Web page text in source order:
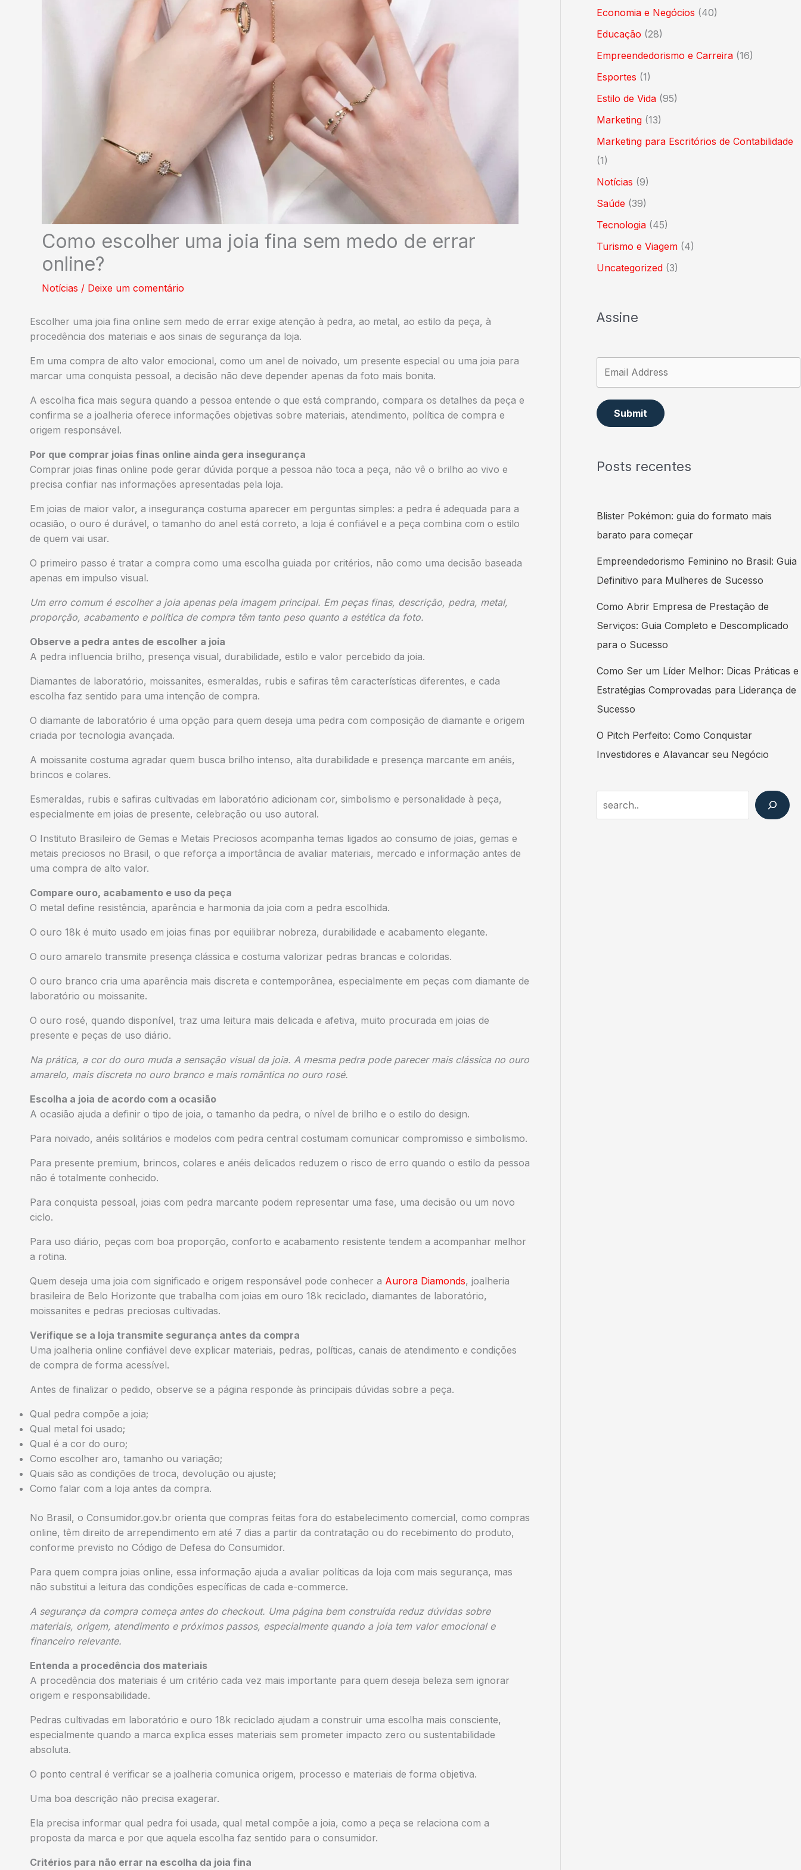
Como escolher uma joia fina sem medo de errar
online?
Notícias / Deixe um comentário
Escolher uma joia fina online sem medo de errar exige atenção à pedra, ao metal, ao estilo da peça, à
procedência dos materiais e aos sinais de segurança da loja.
Em uma compra de alto valor emocional, como um anel de noivado, um presente especial ou uma joia para
marcar uma conquista pessoal, a decisão não deve depender apenas da foto mais bonita.
A escolha fica mais segura quando a pessoa entende o que está comprando, compara os detalhes da peça e
confirma se a joalheria oferece informações objetivas sobre materiais, atendimento, política de compra e
origem responsável.
Por que comprar joias finas online ainda gera insegurança
Comprar joias finas online pode gerar dúvida porque a pessoa não toca a peça, não vê o brilho ao vivo e
precisa confiar nas informações apresentadas pela loja.
Em joias de maior valor, a insegurança costuma aparecer em perguntas simples: a pedra é adequada para a
ocasião, o ouro é durável, o tamanho do anel está correto, a loja é confiável e a peça combina com o estilo
de quem vai usar.
O primeiro passo é tratar a compra como uma escolha guiada por critérios, não como uma decisão baseada
apenas em impulso visual.
Um erro comum é escolher a joia apenas pela imagem principal. Em peças finas, descrição, pedra, metal,
proporção, acabamento e política de compra têm tanto peso quanto a estética da foto.
Observe a pedra antes de escolher a joia
A pedra influencia brilho, presença visual, durabilidade, estilo e valor percebido da joia.
Diamantes de laboratório, moissanites, esmeraldas, rubis e safiras têm características diferentes, e cada
escolha faz sentido para uma intenção de compra.
O diamante de laboratório é uma opção para quem deseja uma pedra com composição de diamante e origem
criada por tecnologia avançada.
A moissanite costuma agradar quem busca brilho intenso, alta durabilidade e presença marcante em anéis,
brincos e colares.
Esmeraldas, rubis e safiras cultivadas em laboratório adicionam cor, simbolismo e personalidade à peça,
especialmente em joias de presente, celebração ou uso autoral.
O Instituto Brasileiro de Gemas e Metais Preciosos acompanha temas ligados ao consumo de joias, gemas e
metais preciosos no Brasil, o que reforça a importância de avaliar materiais, mercado e informação antes de
uma compra de alto valor.
Compare ouro, acabamento e uso da peça
O metal define resistência, aparência e harmonia da joia com a pedra escolhida.
O ouro 18k é muito usado em joias finas por equilibrar nobreza, durabilidade e acabamento elegante.
O ouro amarelo transmite presença clássica e costuma valorizar pedras brancas e coloridas.
O ouro branco cria uma aparência mais discreta e contemporânea, especialmente em peças com diamante de
laboratório ou moissanite.
O ouro rosé, quando disponível, traz uma leitura mais delicada e afetiva, muito procurada em joias de
presente e peças de uso diário.
Na prática, a cor do ouro muda a sensação visual da joia. A mesma pedra pode parecer mais clássica no ouro
amarelo, mais discreta no ouro branco e mais romântica no ouro rosé.
Escolha a joia de acordo com a ocasião
A ocasião ajuda a definir o tipo de joia, o tamanho da pedra, o nível de brilho e o estilo do design.
Para noivado, anéis solitários e modelos com pedra central costumam comunicar compromisso e simbolismo.
Para presente premium, brincos, colares e anéis delicados reduzem o risco de erro quando o estilo da pessoa
não é totalmente conhecido.
Para conquista pessoal, joias com pedra marcante podem representar uma fase, uma decisão ou um novo
ciclo.
Para uso diário, peças com boa proporção, conforto e acabamento resistente tendem a acompanhar melhor
a rotina.
Quem deseja uma joia com significado e origem responsável pode conhecer a Aurora Diamonds, joalheria
brasileira de Belo Horizonte que trabalha com joias em ouro 18k reciclado, diamantes de laboratório,
moissanites e pedras preciosas cultivadas.
Verifique se a loja transmite segurança antes da compra
Uma joalheria online confiável deve explicar materiais, pedras, políticas, canais de atendimento e condições
de compra de forma acessível.
Antes de finalizar o pedido, observe se a página responde às principais dúvidas sobre a peça.
Qual pedra compõe a joia;
Qual metal foi usado;
Qual é a cor do ouro;
Como escolher aro, tamanho ou variação;
Quais são as condições de troca, devolução ou ajuste;
Como falar com a loja antes da compra.
No Brasil, o Consumidor.gov.br orienta que compras feitas fora do estabelecimento comercial, como compras
online, têm direito de arrependimento em até 7 dias a partir da contratação ou do recebimento do produto,
conforme previsto no Código de Defesa do Consumidor.
Para quem compra joias online, essa informação ajuda a avaliar políticas da loja com mais segurança, mas
não substitui a leitura das condições específicas de cada e-commerce.
A segurança da compra começa antes do checkout. Uma página bem construída reduz dúvidas sobre
materiais, origem, atendimento e próximos passos, especialmente quando a joia tem valor emocional e
financeiro relevante.
Entenda a procedência dos materiais
A procedência dos materiais é um critério cada vez mais importante para quem deseja beleza sem ignorar
origem e responsabilidade.
Pedras cultivadas em laboratório e ouro 18k reciclado ajudam a construir uma escolha mais consciente,
especialmente quando a marca explica esses materiais sem prometer impacto zero ou sustentabilidade
absoluta.
O ponto central é verificar se a joalheria comunica origem, processo e materiais de forma objetiva.
Uma boa descrição não precisa exagerar.
Ela precisa informar qual pedra foi usada, qual metal compõe a joia, como a peça se relaciona com a
proposta da marca e por que aquela escolha faz sentido para o consumidor.
Critérios para não errar na escolha da joia fina
Economia e Negócios (40)
Educação (28)
Empreendedorismo e Carreira(16)
Esportes (1)
Estilo de Vida(95)
Marketing(13)
Marketing para Escritórios de Contabilidade
(1)
Notícias (9)
Saúde (39)
Tecnologia(45)
Turismo e Viagem(4)
Uncategorized(3)
Assine
Submit
Posts recentes
Blister Pokémon: guia do formato mais
barato para começar
Empreendedorismo Feminino no Brasil: Guia
Definitivo para Mulheres de Sucesso
Como Abrir Empresa de Prestação de
Serviços: Guia Completo e Descomplicado
para o Sucesso
Como Ser um Líder Melhor: Dicas Práticas e
Estratégias Comprovadas para Liderança de
Sucesso
O Pitch Perfeito: Como Conquistar
Investidores e Alavancar seu Negócio